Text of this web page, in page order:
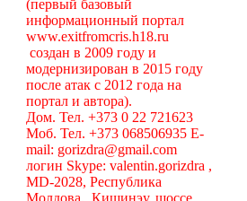
(первый базовый
информационный портал
www.exitfromcris.h18.ru
создан в 2009 году и
модернизирован в 2015 году
после атак с 2012 года на
портал и автора).
Дом. Тел. +373 0 22 721623
Моб. Тел. +373 068506935 E-
mail: gorizdra@gmail.com
логин Skype: valentin.gorizdra ,
MD-2028, Республика
Молдова, Кишинэу, шоссе